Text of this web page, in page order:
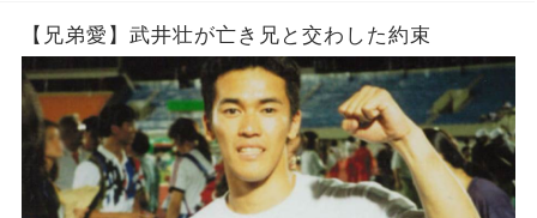
【兄弟愛】武井壮が亡き兄と交わした約束